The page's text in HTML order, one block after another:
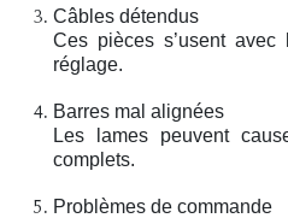
Câbles détendus
Ces pièces s’usent
réglage.
Barres mal alignées
Les lames peuvent
complets.
Problèmes de commande